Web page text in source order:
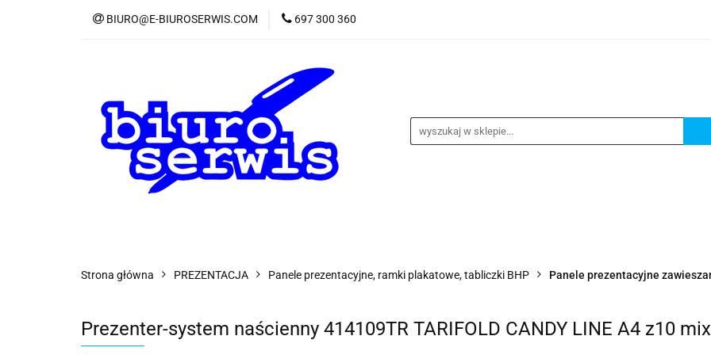
BIURO@E-BIUROSERWIS.COM 697 300 360
Strona główna PREZENTACJA Panele prezentacyjne, ramki plakatowe, tabliczki BHP Panele prezentacyjne
Prezenter-system naścienny 414109TR TARIFOLD CANDY LINE A4 z10